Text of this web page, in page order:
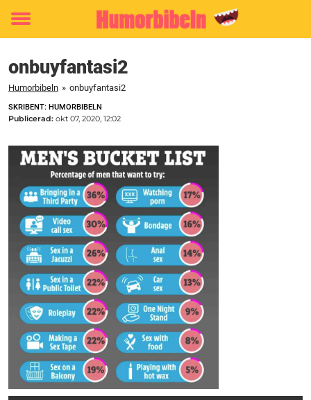
Toggle
onbuyfantasi2
Humorbibeln » onbuyfantasi2
SKRIBENT: HUMORBIBELN
Publicerad: okt 07, 2020, 12:02